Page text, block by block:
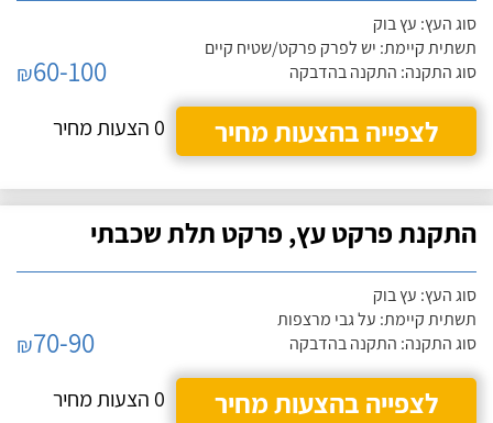
סוג העץ: עץ בוק
תשתית קיימת: יש לפרק פרקט/שטיח קיים
סוג התקנה: התקנה בהדבקה
₪60-100
לצפייה בהצעות מחיר
0 הצעות מחיר
התקנת פרקט עץ, פרקט תלת שכבתי
סוג העץ: עץ בוק
תשתית קיימת: על גבי מרצפות
סוג התקנה: התקנה בהדבקה
₪70-90
לצפייה בהצעות מחיר
0 הצעות מחיר